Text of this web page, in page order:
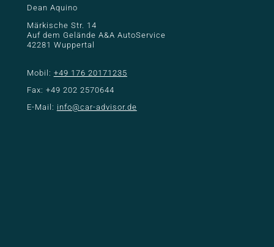
Dean Aquino
Märkische Str. 14
Auf dem Gelände A&A AutoService
42281 Wuppertal
Mobil: +49 176 20171235
Fax: +49 202 2570644
E-Mail: info@car-advisor.de